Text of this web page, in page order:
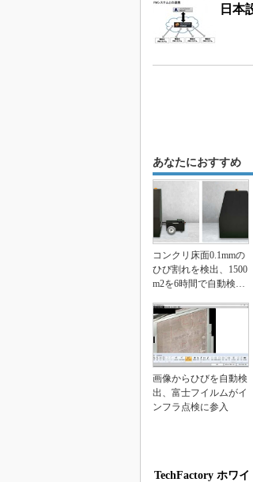
日本
あなたにおすすめ
コンクリ床面0.1mmの
ひび割れを検出、1500
m2を6時間で自動検査
画像からひびを自動検
出、富士フイルムがイ
ンフラ点検に参入
TechFactory ホワ